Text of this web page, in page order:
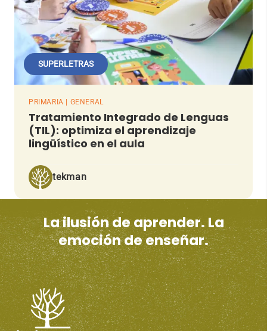
SUPERLETRAS
PRIMARIA | GENERAL
Tratamiento Integrado de Lenguas
(TIL): optimiza el aprendizaje
lingüístico en el aula
tekman
La ilusión de aprender. La
emoción de enseñar.